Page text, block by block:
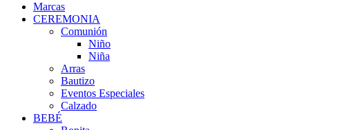
Marcas
CEREMONIA
Comunión
Niño
Niña
Arras
Bautizo
Eventos Especiales
Calzado
BEBÉ